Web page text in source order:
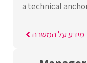
a technical
מידע על המשרה